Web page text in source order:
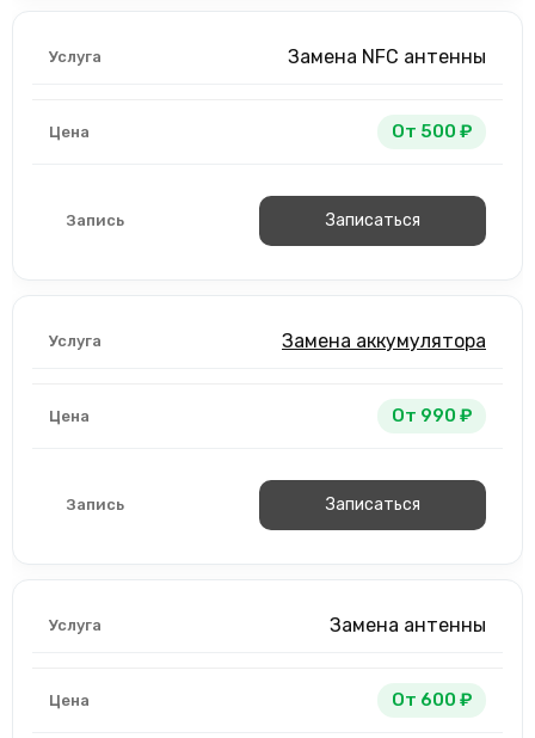
Замена NFC антенны
От 500 ₽
Записаться
Замена аккумулятора
От 990 ₽
Записаться
Замена антенны
От 600 ₽